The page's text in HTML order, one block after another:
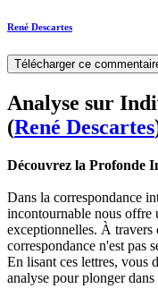
René Descartes
Télécharger ce
Analyse sur
(René Descartes
Découvrez la Profonde
Dans la correspondance
incontournable nous offre
exceptionnelles. À travers
correspondance n'est pas
En lisant ces lettres, vous
analyse pour plonger